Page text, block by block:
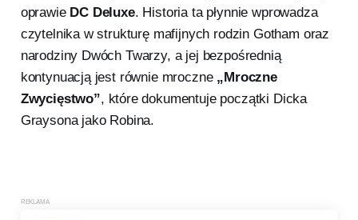
oprawie DC Deluxe. Historia ta płynnie wprowadza
czytelnika w strukturę mafijnych rodzin Gotham oraz
narodziny Dwóch Twarzy, a jej bezpośrednią
kontynuacją jest równie mroczne „Mroczne
Zwycięstwo”, które dokumentuje początki Dicka
Graysona jako Robina.